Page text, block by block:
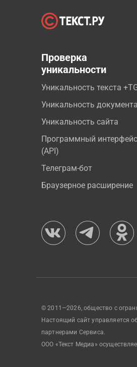
Проверка
уникальности
Уникальность текста
Уникальность документа
Уникальность сайта
Программный интерфейс
(API)
Телеграм-бот
Браузерное расширение
© 2011—2026, общество с
Настоящий сайт управляется
партнерами Сервиса.
ООО «Текст Медиа»